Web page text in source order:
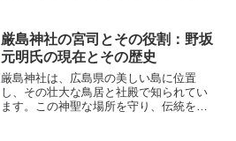
がどうして世界遺産として認められたの
か、その深い背景や魅力を...
厳島神社の宮司とその役割：野坂
元明氏の現在とその歴史
厳島神社は、広島県の美しい島に位置
し、その壮大な鳥居と社殿で知られてい
ます。この神聖な場所を守り、伝統を継